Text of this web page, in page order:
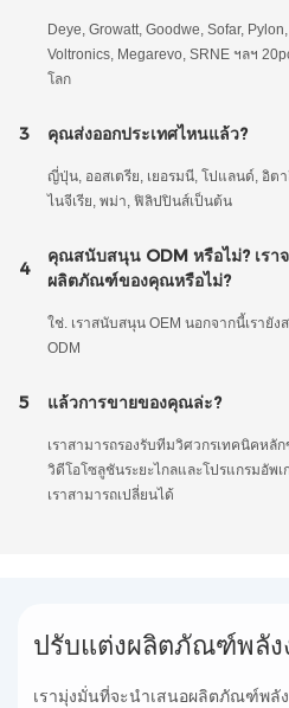
Deye, Growatt, Goodwe, Sofar,
Voltronics, Megarevo, SRNE ฯลฯ
โลก
3 คุณส่งออกประเทศไหนแล้ว?
ญี่ปุ่น, ออสเตรีย, เยอรมนี, โปแลนด์, อิต
ไนจีเรีย, พม่า, ฟิลิปปินส์เป็นต้น
4
คุณสนับสนุน ODM หรือไม่? เรา
ผลิตภัณฑ์ของคุณหรือไม่?
ใช่. เราสนับสนุน OEM นอกจากนี้เรายั
ODM
5 แล้วการขายของคุณล่ะ?
เราสามารถรองรับทีมวิศวกรเทคนิคหลั
วิดีโอโซลูชันระยะไกลและโปรแกรมอั
เราสามารถเปลี่ยนได้
ปรับแต่งผลิตภัณฑ์พลั
เรามุ่งมั่นที่จะนำเสนอผลิตภัณฑ์พลั